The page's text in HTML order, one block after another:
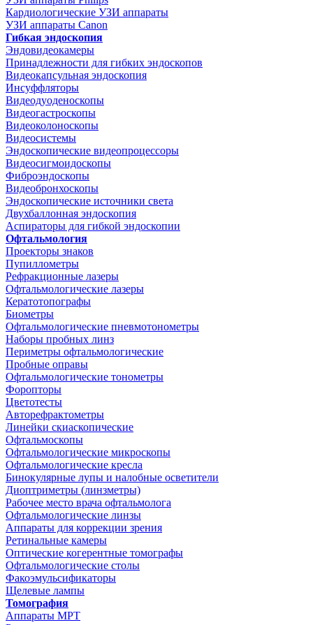
Кардиологические УЗИ аппараты
УЗИ аппараты Canon
Гибкая эндоскопия
Эндовидеокамеры
Принадлежности для гибких эндоскопов
Видеокапсульная эндоскопия
Инсуффляторы
Видеодуоденоскопы
Видеогастроскопы
Видеоколоноскопы
Видеосистемы
Эндоскопические видеопроцессоры
Видеосигмоидоскопы
Фиброэндоскопы
Видеобронхоскопы
Эндоскопические источники света
Двухбаллонная эндоскопия
Аспираторы для гибкой эндоскопии
Офтальмология
Проекторы знаков
Пупиллометры
Рефракционные лазеры
Офтальмологические лазеры
Кератотопографы
Биометры
Офтальмологические пневмотонометры
Наборы пробных линз
Периметры офтальмологические
Пробные оправы
Офтальмологические тонометры
Форопторы
Цветотесты
Авторефрактометры
Линейки скиаскопические
Офтальмоскопы
Офтальмологические микроскопы
Офтальмологические кресла
Бинокулярные лупы и налобные осветители
Диоптриметры (линзметры)
Рабочее место врача офтальмолога
Офтальмологические линзы
Аппараты для коррекции зрения
Ретинальные камеры
Оптические когерентные томографы
Офтальмологические столы
Факоэмульсификаторы
Щелевые лампы
Томография
Аппараты МРТ